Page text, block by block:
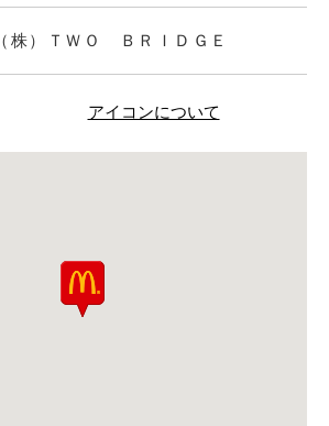
（株）ＴＷＯ ＢＲＩＤＧＥ
アイコンについて